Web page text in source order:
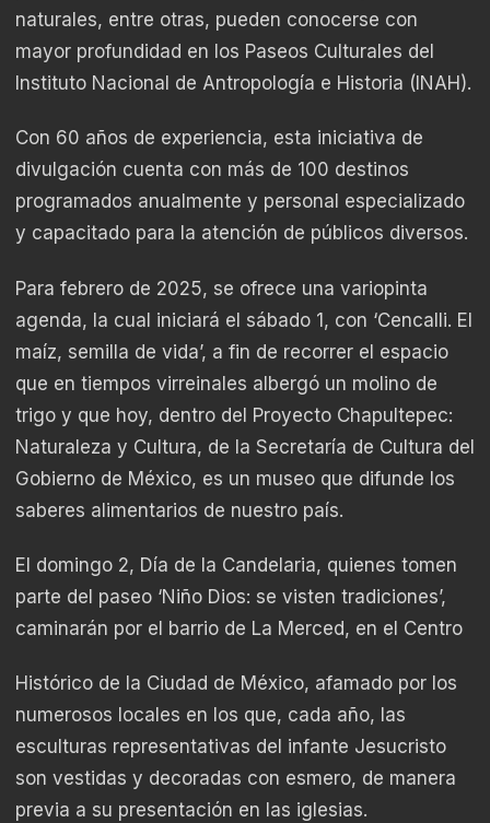
naturales, entre otras, pueden conocerse con
mayor profundidad en los Paseos Culturales del
Instituto Nacional de Antropología e Historia (INAH).
Con 60 años de experiencia, esta iniciativa de
divulgación cuenta con más de 100 destinos
programados anualmente y personal especializado
y capacitado para la atención de públicos diversos.
Para febrero de 2025, se ofrece una variopinta
agenda, la cual iniciará el sábado 1, con ‘Cencalli. El
maíz, semilla de vida’, a fin de recorrer el espacio
que en tiempos virreinales albergó un molino de
trigo y que hoy, dentro del Proyecto Chapultepec:
Naturaleza y Cultura, de la Secretaría de Cultura del
Gobierno de México, es un museo que difunde los
saberes alimentarios de nuestro país.
El domingo 2, Día de la Candelaria, quienes tomen
parte del paseo ‘Niño Dios: se visten tradiciones’,
caminarán por el barrio de La Merced, en el Centro
Histórico de la Ciudad de México, afamado por los
numerosos locales en los que, cada año, las
esculturas representativas del infante Jesucristo
son vestidas y decoradas con esmero, de manera
previa a su presentación en las iglesias.